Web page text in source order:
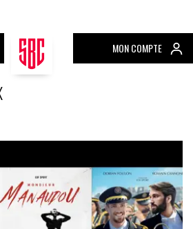
MON COMPTE